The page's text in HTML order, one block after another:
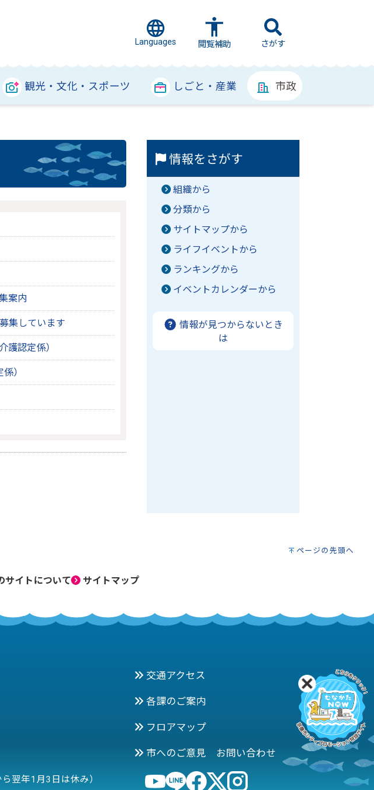
Languages 閲覧補助 さがす
観光・文化・スポーツ しごと・産業 市政
案内
集しています
認定係）
）
情報をさがす
組織から
分類から
サイトマップから
ライフイベントから
ランキングから
イベントカレンダーから
情報が見つからないとき
は
ページの先頭へ
サイトについて サイトマップ
翌年1月3日は休み）
交通アクセス
各課のご案内
フロアマップ
市へのご意見 お問い合わせ